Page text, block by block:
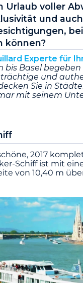
Urlaub voller
und
können?
Experte für
bis Basel begeben
und
Sie in
mit seinem
2017
Schiff ist mit
von 10,40 m